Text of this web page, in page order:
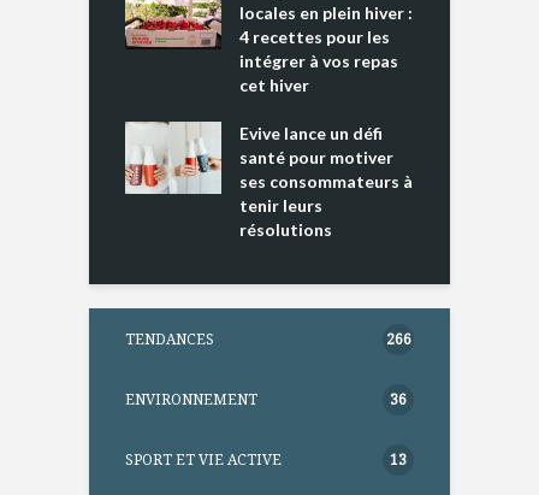
locales en plein hiver :
4 recettes pour les
intégrer à vos repas
cet hiver
Evive lance un défi
santé pour motiver
ses consommateurs à
tenir leurs
résolutions
TENDANCES 266
ENVIRONNEMENT 36
SPORT ET VIE ACTIVE 13